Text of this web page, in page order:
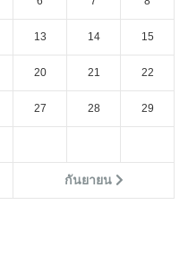
กันยายน
13 14 15
20 21 22
27 28 29